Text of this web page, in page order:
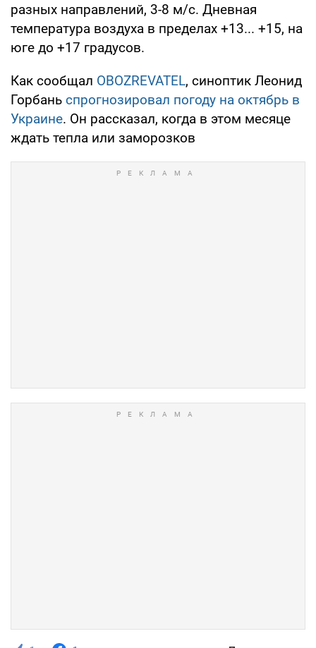
разных направлений, 3-8 м/с. Дневная
температура воздуха в пределах +13... +15, на
юге до +17 градусов.
Как сообщал OBOZREVATEL, синоптик Леонид
Горбань спрогнозировал погоду на октябрь в
Украине. Он рассказал, когда в этом месяце
ждать тепла или заморозков